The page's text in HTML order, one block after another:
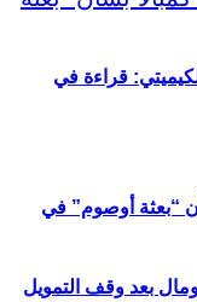
“بعثة أوصوم” في
قراءة في
بعد وقف التمويل